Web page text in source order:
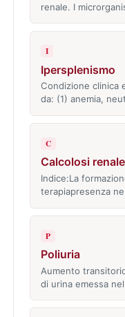
renale. I
I
Ipersplenismo
Condizione clinica
da: (1) anemia,
C
Calcolosi renale
Indice:La
terapiapresenza
P
Poliuria
Aumento
di urina emessa